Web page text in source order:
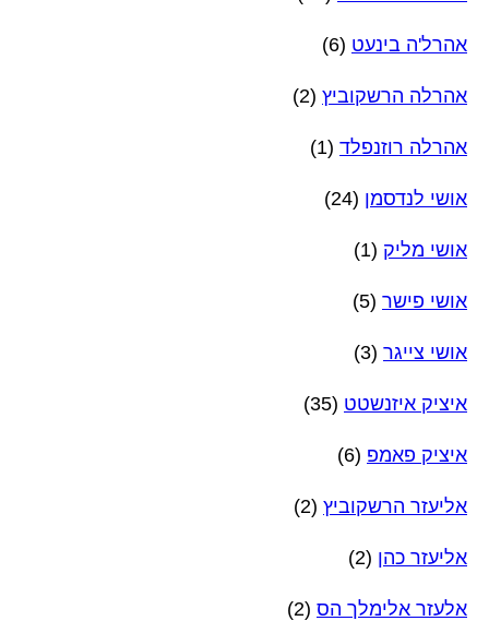
אהרל'ה בינעט (6)
אהרלה הרשקוביץ (2)
אהרלה רוזנפלד (1)
אושי לנדסמן (24)
אושי מליק (1)
אושי פישר (5)
אושי צייגר (3)
איציק איזנשטט (35)
איציק פאמפ (6)
אליעזר הרשקוביץ (2)
אליעזר כהן (2)
אלעזר אלימלך הס (2)